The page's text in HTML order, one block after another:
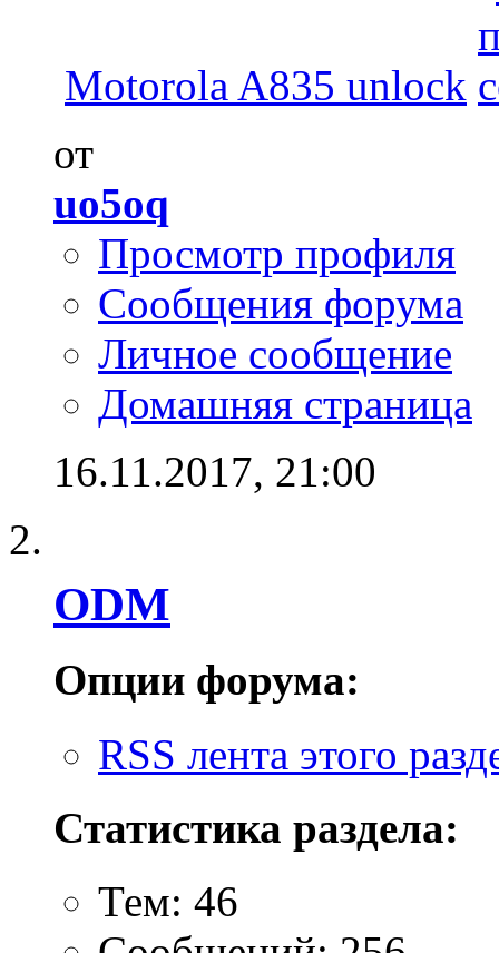
Motorola A835 unlock
от
uo5oq
Просмотр профиля
Сообщения форума
Личное сообщение
Домашняя страница
16.11.2017, 21:00
ODM
Опции форума:
RSS лента этого
Статистика раздела:
Тем: 46